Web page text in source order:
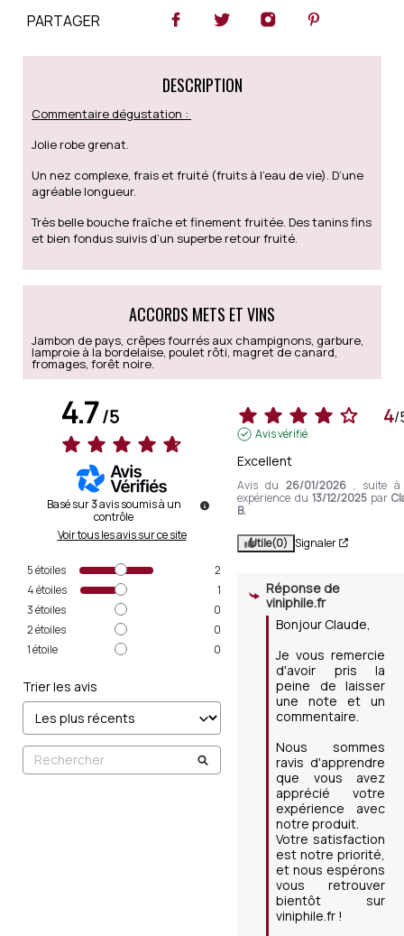
PARTAGER
DESCRIPTION
Commentaire dégustation :
Jolie robe grenat.
Un nez complexe, frais et fruité (fruits à l’eau de vie). D’une
agréable longueur.
Très belle bouche fraîche et finement fruitée. Des tanins fins
et bien fondus suivis d’un superbe retour fruité.
ACCORDS METS ET VINS
Jambon de pays, crêpes fourrés aux champignons, garbure,
lamproie à la bordelaise, poulet rôti, magret de canard,
fromages, forêt noire.
4.7/5
Basé sur3avis soumis à un
contrôle
Voir tous les avis sur ce site
5étoiles
2
4étoiles
1
3étoiles
0
2étoiles
0
1étoile 0
Trier les avis
4/
Avis vérifié
Excellent
Avis du 26/01/2026 , suite à
expérience du 13/12/2025 par
B.
Utile(0) Signaler
Réponse de
viniphile.fr
Bonjour Claude,
Je vous remercie
d'avoir pris la
peine de laisser
une note et un
commentaire.
Nous sommes
ravis d'apprendre
que vous avez
apprécié votre
expérience avec
notre produit.
Votre satisfaction
est notre priorité,
et nous espérons
vous retrouver
bientôt sur
viniphile.fr !